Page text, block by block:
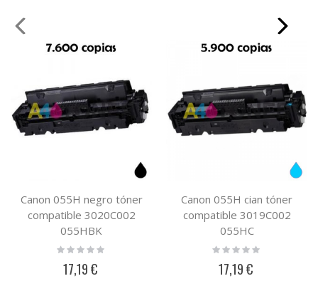
Canon 055H negro tóner
compatible 3020C002
055HBK
Rating:
17,19 €
Canon 055H cian tóner
compatible 3019C002
055HC
Rating:
17,19 €